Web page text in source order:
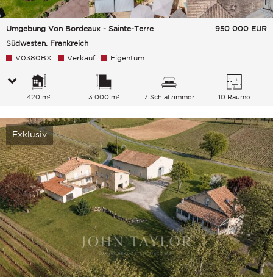
Umgebung Von Bordeaux - Sainte-Terre
Südwesten, Frankreich
950 000 EUR
V0380BX Verkauf Eigentum
420 m² 3 000 m² 7 Schlafzimmer 10 Räume
Exklusiv